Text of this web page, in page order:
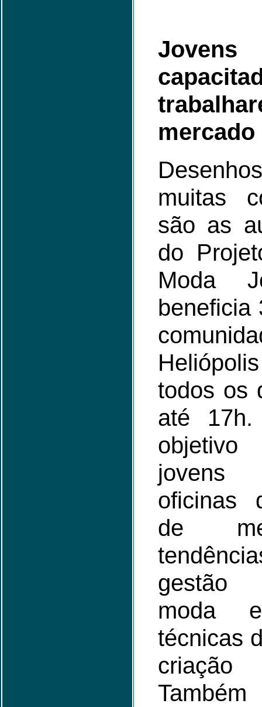
mercado
muitas
são as
do
Moda
beneficia
todos os
até
objetivo
jovens
oficinas
de
gestão
moda
técnicas
criação